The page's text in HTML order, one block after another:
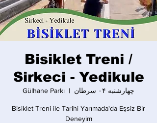
Bisiklet Treni /
Sirkeci - Yedikule
چهارشنبه ۰۴ سرطان
  |
Gülhane Parkı
Bisiklet Treni ile Tarihi Yarımada'da Eşsiz Bir